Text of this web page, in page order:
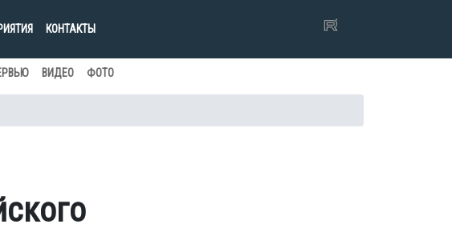
КОНТАКТЫ
ВИДЕО ФОТО